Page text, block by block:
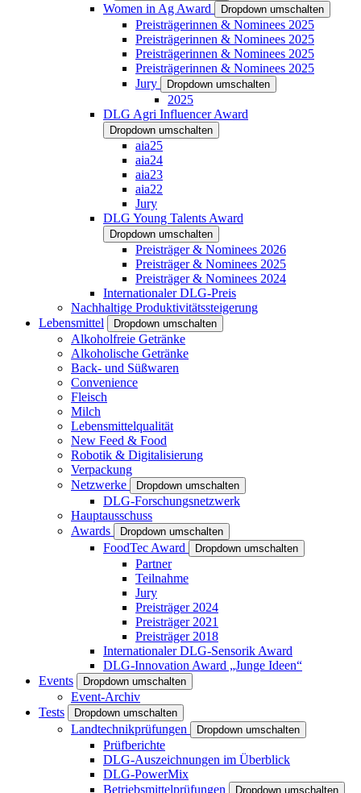
Women in Ag Award Dropdown umschalten
Preisträgerinnen & Nominees 2025
Preisträgerinnen & Nominees 2025
Preisträgerinnen & Nominees 2025
Preisträgerinnen & Nominees 2025
Jury
Dropdown umschalten
2025
DLG Agri Influencer Award
Dropdown umschalten
aia25
aia24
aia23
aia22
Jury
DLG Young Talents Award
Dropdown umschalten
Preisträger & Nominees 2026
Preisträger & Nominees 2025
Preisträger & Nominees 2024
Internationaler DLG-Preis
Nachhaltige Produktivitätssteigerung
Lebensmittel
Dropdown umschalten
Alkoholfreie Getränke
Alkoholische Getränke
Back- und Süßwaren
Convenience
Fleisch
Milch
Lebensmittelqualität
New Feed & Food
Robotik & Digitalisierung
Verpackung
Netzwerke
Dropdown umschalten
DLG-Forschungsnetzwerk
Hauptausschuss
Awards
Dropdown umschalten
FoodTec Award Dropdown umschalten
Partner
Teilnahme
Jury
Preisträger 2024
Preisträger 2021
Preisträger 2018
Internationaler DLG-Sensorik Award
DLG-Innovation Award „Junge Ideen“
Events
Dropdown umschalten
Event-Archiv
Tests
Dropdown umschalten
Landtechnikprüfungen Dropdown umschalten
Prüfberichte
DLG-Auszeichnungen im Überblick
DLG-PowerMix
Betriebsmittelprüfungen
Dropdown umschalten